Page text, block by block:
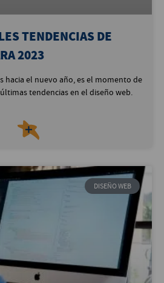
TENDENCIAS DE
2023
hacia el nuevo año, es el momento de
tendencias en el diseño web.
＋
DISEÑO WEB